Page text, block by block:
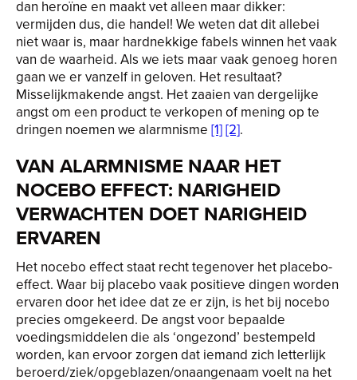
dan heroïne en maakt vet alleen maar dikker:
vermijden dus, die handel! We weten dat dit allebei
niet waar is, maar hardnekkige fabels winnen het vaak
van de waarheid. Als we iets maar vaak genoeg horen
gaan we er vanzelf in geloven. Het resultaat?
Misselijkmakende angst. Het zaaien van dergelijke
angst om een product te verkopen of mening op te
dringen noemen we alarmnisme [1][2].
VAN ALARMNISME NAAR HET
NOCEBO EFFECT: NARIGHEID
VERWACHTEN DOET NARIGHEID
ERVAREN
Het nocebo effect staat recht tegenover het placebo-
effect. Waar bij placebo vaak positieve dingen worden
ervaren door het idee dat ze er zijn, is het bij nocebo
precies omgekeerd. De angst voor bepaalde
voedingsmiddelen die als ‘ongezond’ bestempeld
worden, kan ervoor zorgen dat iemand zich letterlijk
beroerd/ziek/opgeblazen/onaangenaam voelt na het